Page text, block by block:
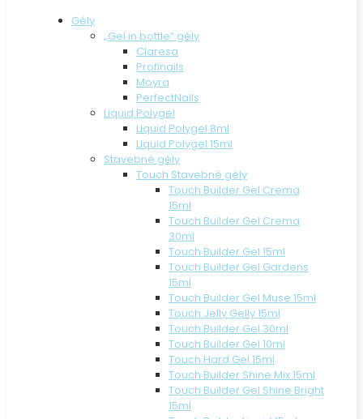
Gély
„Gel in bottle“ gély
Claresa
Profinails
Moyra
PerfectNails
Liquid Polygel
Liquid Polygel 8ml
Liquid Polygel 15ml
Stavebné gély
Touch Stavebné gély
Touch Builder Gel Crema
15ml
Touch Builder Gel Crema
30ml
Touch Builder Gel 15ml
Touch Builder Gel Gardens
15ml
Touch Builder Gel Muse 15ml
Touch Jelly Gelly 15ml
Touch Builder Gel 30ml
Touch Builder Gel 10ml
Touch Hard Gel 15ml
Touch Builder Shine Mix 15ml
Touch Builder Gel Shine Bright
15ml